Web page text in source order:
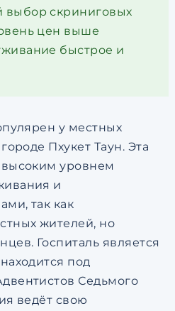
выбор скриниговых
цен выше
быстрое и
у местных
Пхукет Таун. Эта
высоким уровнем
и
так как
жителей, но
Госпиталь является
под
Седьмого
ведёт свою